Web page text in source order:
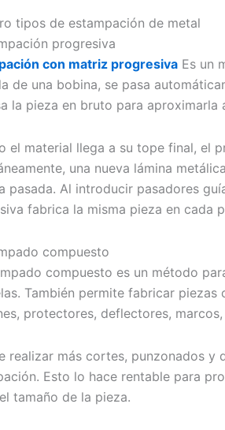
tipos de estampación de metal
progresiva
con matriz progresivaEs un
de una bobina, se pasa
la pieza en bruto para aproximarla
el material llega a su tope final, el
una nueva lámina
pasada. Al introducir pasadores
fabrica la misma pieza en cada
compuesto
compuesto es un método
También permite fabricar
protectores, deflectores,
realizar más cortes, punzonados
Esto lo hace rentable para
tamaño de la pieza.